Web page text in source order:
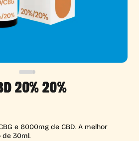
20% 20%
e 6000mg de CBD. A melhor
30ml.